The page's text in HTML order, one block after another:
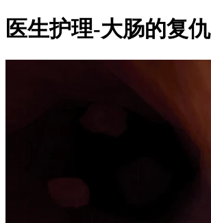
医生护理-大肠的复仇